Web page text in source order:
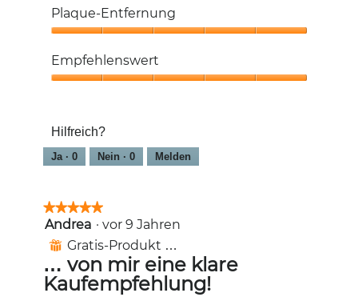
5
von
Plaque-Entfernung
Entfernung,
5
Empfehlenswert
5
Hilfreich?
Ja · 0 Nein · 0 Melden
★★★★★
★★★★★
5
von
Sternen.
Andrea · vor 9 Jahren
⊞ Gratis-Produkt erhalten
… von mir eine klare
Kaufempfehlung!